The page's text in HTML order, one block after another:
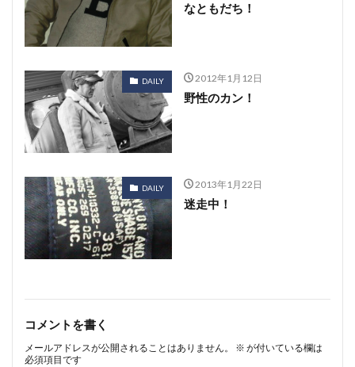
なともだち！
DAILY 2012年1月12日
野性のカン！
DAILY 2013年1月22日
迷走中！
コメントを書く
メールアドレスが公開されることはありません。 ※ が付いている欄は
必須項目です